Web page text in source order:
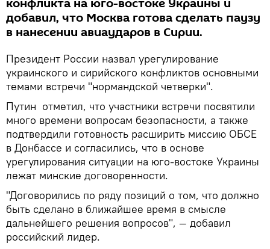
конфликта на юго-востоке Украины и
добавил, что Москва готова сделать паузу
в нанесении авиаударов в Сирии.
Президент России назвал урегулирование
украинского и сирийского конфликтов основными
темами встречи "нормандской четверки".
Путин отметил, что участники встречи посвятили
много времени вопросам безопасности, а также
подтвердили готовность расширить миссию ОБСЕ
в Донбассе и согласились, что в основе
урегулирования ситуации на юго-востоке Украины
лежат минские договоренности.
"Договорились по ряду позиций о том, что должно
быть сделано в ближайшее время в смысле
дальнейшего решения вопросов", — добавил
российский лидер.